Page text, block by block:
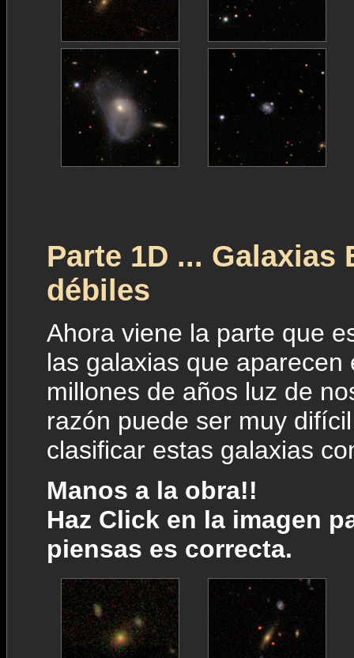
Parte 1D ...
débiles
Ahora viene la parte que
las galaxias que
millones de años luz de
razón puede ser muy
clasificar estas galaxias
Manos a la obra!!
Haz Click en la imagen
piensas es correcta.